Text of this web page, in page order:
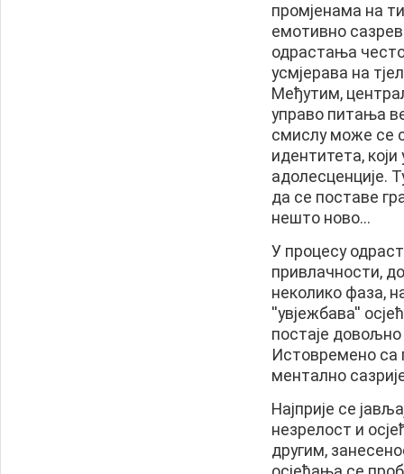
промјенама на
емотивно
одрастања
усмјерава на
Међутим,
управо питања
смислу може се
идентитета, који
адолесценције.
да се поставе
нешто ново...
У процесу
привлачности,
неколико фаза,
''увјежбава''
постаје довољно
Истовремено са
ментално
Најприје се
незрелост и
другим,